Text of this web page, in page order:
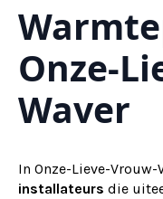
Onze-
Waver
In Onze-Lieve-
installateurs die